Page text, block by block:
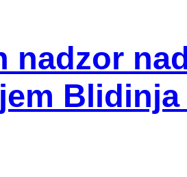
nadzor